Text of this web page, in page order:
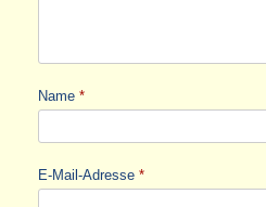
Name *
E-Mail-Adresse *